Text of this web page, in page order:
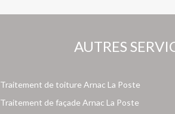
AUTRES
Traitement de toiture Arnac La Poste
Traitement de façade Arnac La Poste